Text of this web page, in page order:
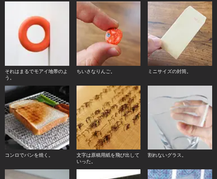
それはまるでモアイ地帯のよ
う。
ちいさなりんご。 ミニサイズの封筒。
コンロでパンを焼く。
文字は原稿用紙を飛び出して
いった。
割れないグラス。